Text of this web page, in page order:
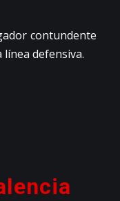
contundente
defensiva.